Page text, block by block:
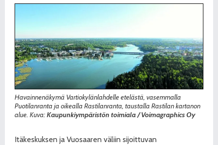
Havainnenäkymä Vartiokylänlahdelle etelästä, vasemmalla
Puotilanranta ja oikealla Rastilanranta, taustalla Rastilan kartanon
alue. Kuva:Kaupunkiympäristön toimiala / Voimagraphics Oy
Itäkeskuksen ja Vuosaaren väliin sijoittuvan